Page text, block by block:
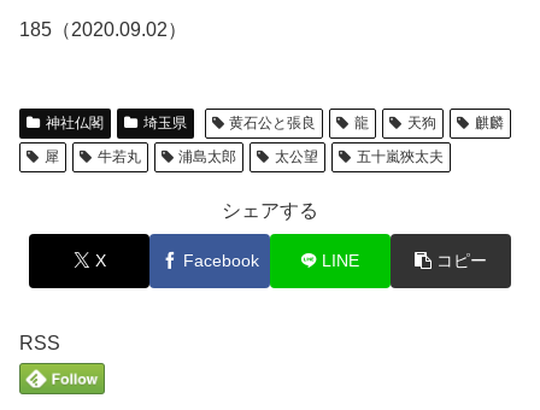
185（2020.09.02）
神社仏閣 埼玉県 黄石公と張良 龍 天狗
麒麟
犀
牛若丸 浦島太郎 太公望 五十嵐狹太夫
シェアする
X Facebook LINE コピー
RSS